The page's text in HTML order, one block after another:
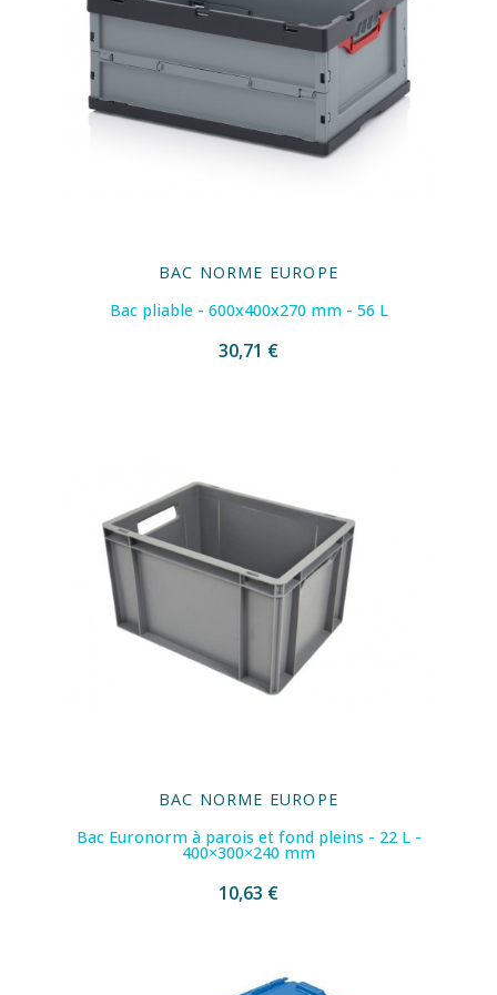
BAC NORME EUROPE
Bac pliable - 600x400x270 mm - 56 L
30,71 €
BAC NORME EUROPE
Bac Euronorm à parois et fond pleins - 22 L -
400×300×240 mm
10,63 €